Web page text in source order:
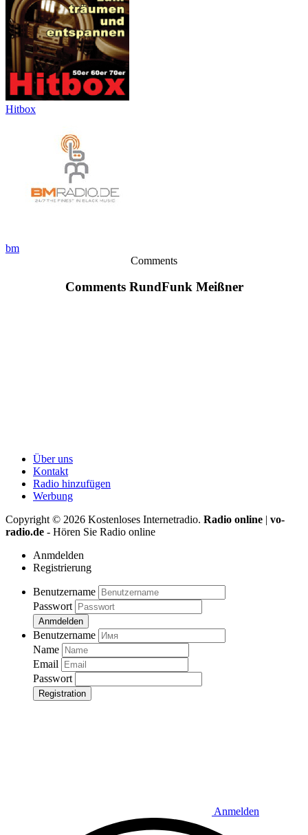
Hitbox
bm
Comments
Comments RundFunk Meißner
Über uns
Kontakt
Radio hinzufügen
Werbung
Copyright © 2026 Kostenloses Internetradio. Radio online | vo-
radio.de - Hören Sie Radio online
Anmdelden
Registrierung
Benutzername
Passwort
Anmdelden
Benutzername
Name
Email
Passwort
Registration
Anmelden